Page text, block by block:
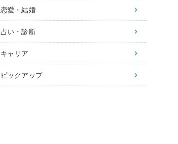
恋愛・結婚
占い・診断
キャリア
ピックアップ